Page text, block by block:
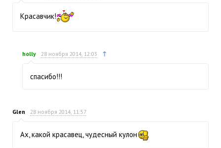
Красавчик!
holly 28 ноября 2014, 12:03 ↑
спасибо!!!
Glen 28 ноября 2014, 11:57
Ах, какой красавец, чудесный кулон